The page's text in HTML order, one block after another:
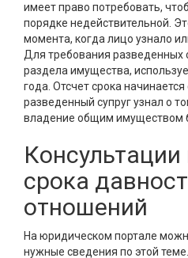
имеет право потребовать,
порядке недействительной.
момента, когда лицо узнало
Для требования разведенных
раздела имущества,
года. Отсчет срока
разведенный супруг узнал о
владение общим имуществом
срока
отношений
На юридическом портале
нужные сведения по этой